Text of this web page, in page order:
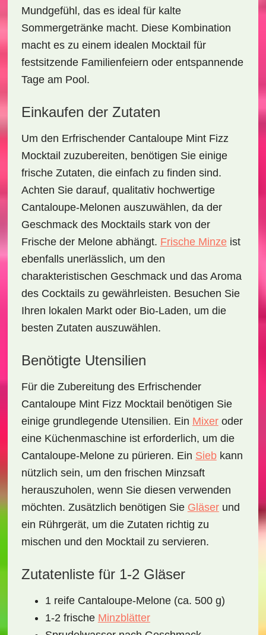
Mundgefühl, das es ideal für kalte
Sommergetränke macht. Diese Kombination
macht es zu einem idealen Mocktail für
festsitzende Familienfeiern oder entspannende
Tage am Pool.
Einkaufen der Zutaten
Um den Erfrischender Cantaloupe Mint Fizz
Mocktail zuzubereiten, benötigen Sie einige
frische Zutaten, die einfach zu finden sind.
Achten Sie darauf, qualitativ hochwertige
Cantaloupe-Melonen auszuwählen, da der
Geschmack des Mocktails stark von der
Frische der Melone abhängt. Frische Minzeist
ebenfalls unerlässlich, um den
charakteristischen Geschmack und das Aroma
des Cocktails zu gewährleisten. Besuchen Sie
Ihren lokalen Markt oder Bio-Laden, um die
besten Zutaten auszuwählen.
Benötigte Utensilien
Für die Zubereitung des Erfrischender
Cantaloupe Mint Fizz Mocktail benötigen Sie
einige grundlegende Utensilien. Ein Mixeroder
eine Küchenmaschine ist erforderlich, um die
Cantaloupe-Melone zu pürieren. Ein Siebkann
nützlich sein, um den frischen Minzsaft
herauszuholen, wenn Sie diesen verwenden
möchten. Zusätzlich benötigen Sie Gläserund
ein Rührgerät, um die Zutaten richtig zu
mischen und den Mocktail zu servieren.
Zutatenliste für 1-2 Gläser
1 reife Cantaloupe-Melone (ca. 500 g)
1-2 frische Minzblätter